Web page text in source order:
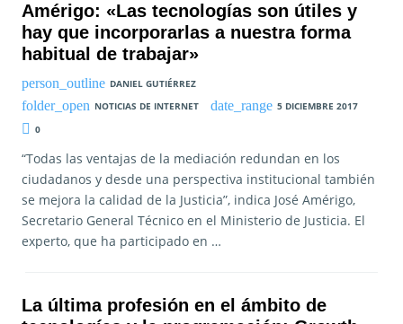
Amérigo: «Las tecnologías son útiles y
hay que incorporarlas a nuestra forma
habitual de trabajar»
DANIEL GUTIÉRREZ
NOTICIAS DE INTERNET
5 DICIEMBRE 2017
0
“Todas las ventajas de la mediación redundan en los
ciudadanos y desde una perspectiva institucional también
se mejora la calidad de la Justicia”, indica José Amérigo,
Secretario General Técnico en el Ministerio de Justicia. El
experto, que ha participado en …
La última profesión en el ámbito de